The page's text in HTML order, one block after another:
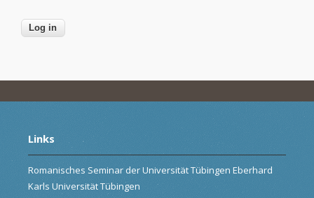
Links
Romanisches Seminar der Universität Tübingen Eberhard
Karls Universität Tübingen